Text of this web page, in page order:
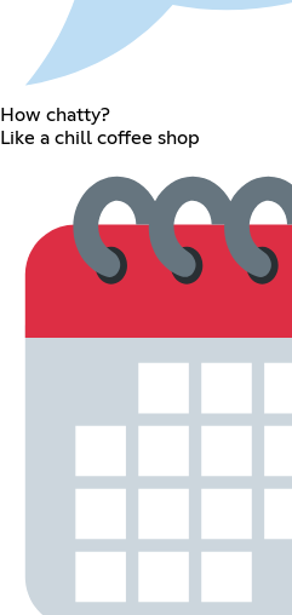
How chatty?
Like a chill coffee shop